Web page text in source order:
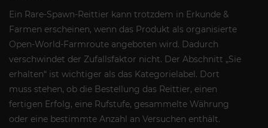
Ein Rare-Spawn-Reittier kann trotzdem in Erkunde &
Farmen erscheinen, wenn das Produkt als organisierte
Open-World-Farmroute angeboten wird. Dadurch
verschwindet der Zufallsfaktor nicht. Der Abschnitt „Sie
erhalten“ ist wichtiger als das Kategorielabel. Dort
muss stehen, ob die Bestellung das Reittier, einen
fertigen Erfolg, eine Rufstufe, gesammelte Währung
oder eine bestimmte Anzahl an Versuchen enthält.